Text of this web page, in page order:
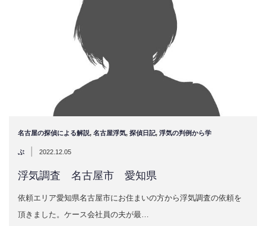
名古屋の探偵による解説, 名古屋浮気, 探偵日記, 浮気の判例から学
ぶ 2022.12.05
浮気調査 名古屋市 愛知県
依頼エリア愛知県名古屋市にお住まいの方から浮気調査の依頼を
頂きました。ケース会社員の夫が最…